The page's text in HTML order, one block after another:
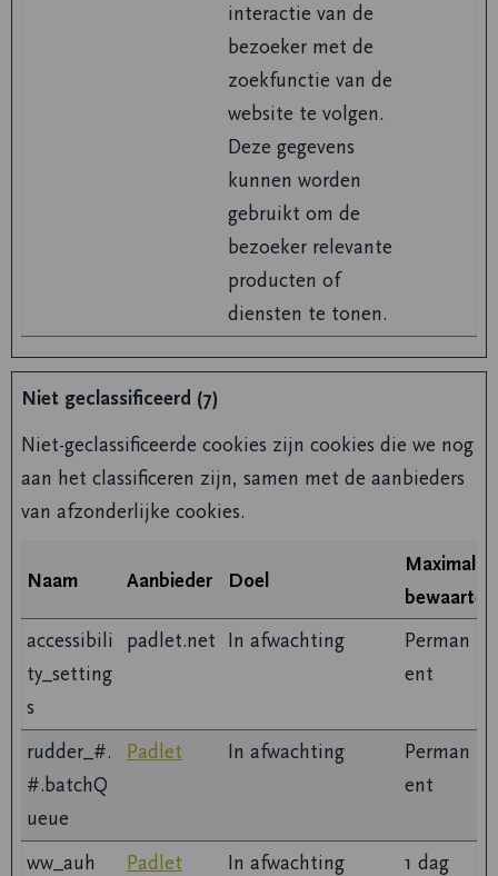
interactie van de
bezoeker met de
zoekfunctie van de
website te volgen.
Deze gegevens
kunnen worden
gebruikt om de
bezoeker relevante
producten of
diensten te tonen.
Niet geclassificeerd (7)
Niet-geclassificeerde cookies zijn cookies die we nog
aan het classificeren zijn, samen met de aanbieders
van afzonderlijke cookies.
Naam Aanbieder Doel
Maximale
accessibili
ty_setting
s
padlet.net In afwachting
Perman
ent
rudder_#.
#.batchQ
ueue
Padlet In afwachting
Perman
ent
ww_auh Padlet In afwachting
1 dag